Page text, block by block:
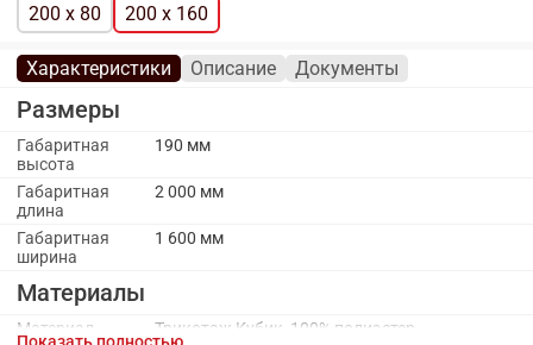
200 x 80
200 x 160
Характеристики Описание Документы
Размеры
Габаритная
высота
190 мм
Габаритная
длина
2 000 мм
Габаритная
ширина
1 600 мм
Материалы
Материал
Трикотаж Кубик, 100% полиэстер
Показать полностью